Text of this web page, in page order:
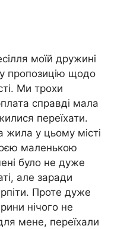
моїй дружині
пропозицію щодо
Ми трохи
справді мала
переїхати.
жила у цьому місті
маленькою
було не дуже
але заради
Проте дуже
нічого не
мене, переїхали